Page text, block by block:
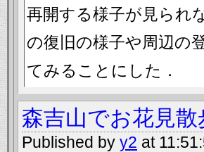
再開する様子が見られ
の復旧の様子や周辺の
てみることにした．
森吉山でお花見散
Published by y2 at